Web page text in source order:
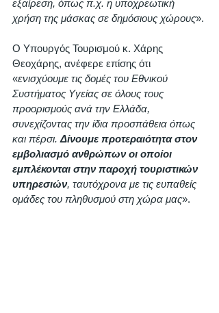
εξαίρεση, όπως π.χ. η υποχρεωτική
χρήση της μάσκας σε δημόσιους χώρους».
Ο Υπουργός Τουρισμού κ. Χάρης
Θεοχάρης, ανέφερε επίσης ότι
«ενισχύουμε τις δομές του Εθνικού
Συστήματος Υγείας σε όλους τους
προορισμούς ανά την Ελλάδα,
συνεχίζοντας την ίδια προσπάθεια όπως
και πέρσι. Δίνουμε προτεραιότητα στον
εμβολιασμό ανθρώπων οι οποίοι
εμπλέκονται στην παροχή τουριστικών
υπηρεσιών, ταυτόχρονα με τις ευπαθείς
ομάδες του πληθυσμού στη χώρα μας».